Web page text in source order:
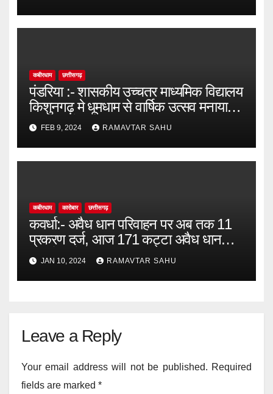
कबीरधाम छत्तीसगढ़
पंडरिया :- शासकीय उच्चतर माध्यमिक विद्यालय
किशुनगढ़ मे धूमधाम से वार्षिक उत्सव मनाया
गया जिसमें मुख्य अतिथि उपाध्यक्ष जनपद
पंचायत पंडरिया तुलश राम कश्यप।
FEB 9, 2024 RAMAVTAR SAHU
कबीरधाम कारोबार छत्तीसगढ़
कवर्धा:- अवैध धान परिवाहन पर अब तक 11
प्रकरण दर्ज, आज 171 कट्टा अवैध धान
भागुटोला में जप्त।
JAN 10, 2024 RAMAVTAR SAHU
Leave a Reply
Your email address will not be published. Required
fields are marked *